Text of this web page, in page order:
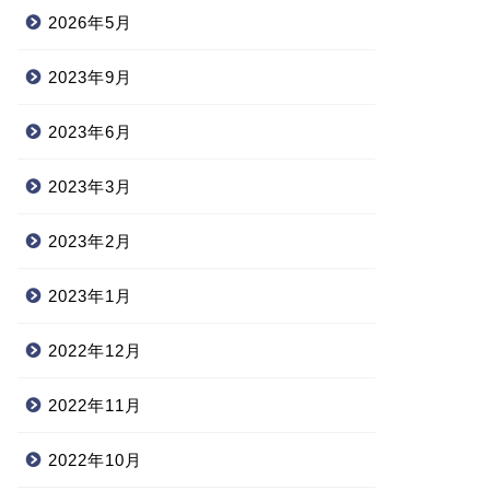
2026年5月
2023年9月
2023年6月
2023年3月
2023年2月
2023年1月
2022年12月
2022年11月
2022年10月